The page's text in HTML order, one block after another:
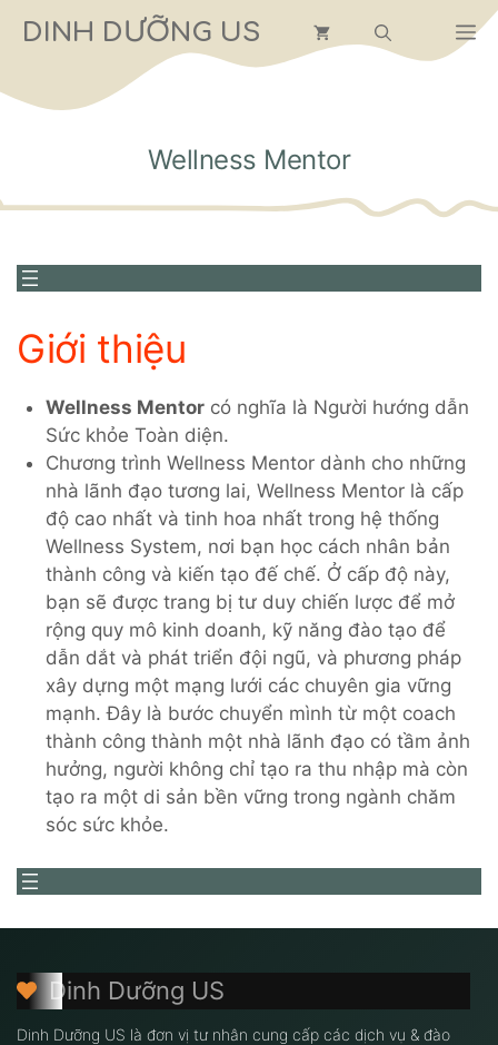
đến
dung
DINH DƯỠNG US
Wellness Mentor
Giới thiệu
Wellness Mentorcó nghĩa là Người hướng dẫn
Sức khỏe Toàn diện.
Chương trình Wellness Mentor dành cho những
nhà lãnh đạo tương lai, Wellness Mentor là cấp
độ cao nhất và tinh hoa nhất trong hệ thống
Wellness System, nơi bạn học cách nhân bản
thành công và kiến tạo đế chế. Ở cấp độ này,
bạn sẽ được trang bị tư duy chiến lược để mở
rộng quy mô kinh doanh, kỹ năng đào tạo để
dẫn dắt và phát triển đội ngũ, và phương pháp
xây dựng một mạng lưới các chuyên gia vững
mạnh. Đây là bước chuyển mình từ một coach
thành công thành một nhà lãnh đạo có tầm ảnh
hưởng, người không chỉ tạo ra thu nhập mà còn
tạo ra một di sản bền vững trong ngành chăm
sóc sức khỏe.
Dinh Dưỡng US
Dinh Dưỡng US là đơn vị tư nhân cung cấp các dịch vụ & đào